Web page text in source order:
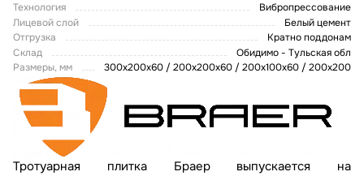
Технология
Вибропрессование
Лицевой слой
Белый цемент
Отгрузка
Кратно поддонам
Склад
Обидимо - Тульская обл
Размеры, мм
300х200х60 / 200х200х60 / 200х100х60 / 200х200
Тротуарная плитка Браер выпускается на